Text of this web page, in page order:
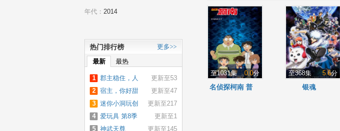
至1031集 0.0分
名侦探柯南 普
至368集 5.6分
银魂
年代： 2014
热门排行榜
更多>>
最新
最热
1
郡主稳住，人
设不能崩
更新至53
2
宿主，你好甜
更新至47
3
迷你小洞玩创
造
更新至217
4
爱玩具 第8季
更新至1
5
神武天尊
更新至145